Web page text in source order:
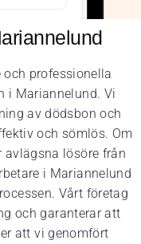
professionella
i Mariannelund. Vi
av dödsbon och
och sömlös. Om
avlägsna lösöre från
i Mariannelund
Vårt företag
och garanterar att
att vi genomfört